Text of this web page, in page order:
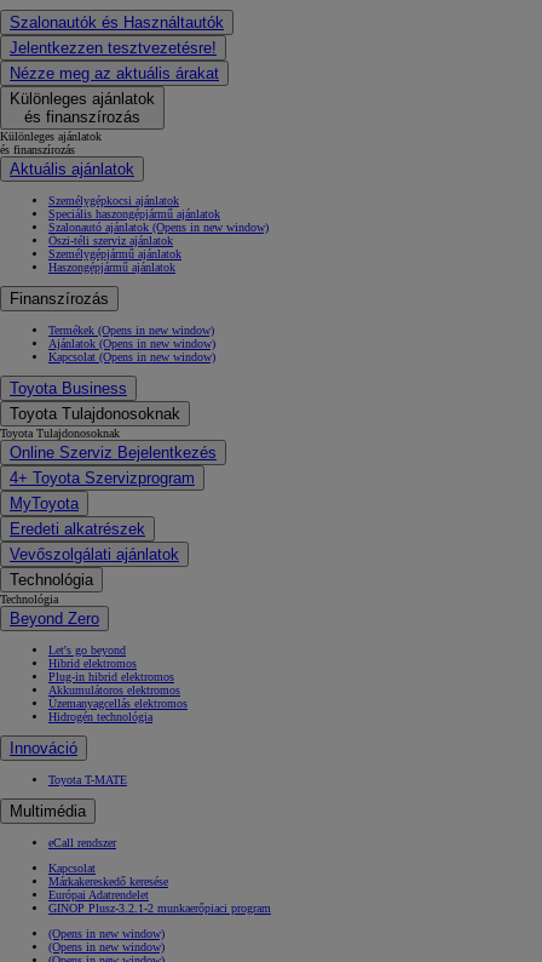
Szalonautók és Használtautók
Jelentkezzen tesztvezetésre!
Nézze meg az aktuális árakat
Különleges ajánlatok
és finanszírozás
Különleges ajánlatok
és finanszírozás
Aktuális ajánlatok
Személygépkocsi ajánlatok
Speciális haszongépjármű ajánlatok
Szalonautó ajánlatok (Opens in new window)
Őszi-téli szerviz ajánlatok
Személygépjármű ajánlatok
Haszongépjármű ajánlatok
Finanszírozás
Termékek (Opens in new window)
Ajánlatok (Opens in new window)
Kapcsolat (Opens in new window)
Toyota Business
Toyota Tulajdonosoknak
Toyota Tulajdonosoknak
Online Szerviz Bejelentkezés
4+ Toyota Szervizprogram
MyToyota
Eredeti alkatrészek
Vevőszolgálati ajánlatok
Technológia
Technológia
Beyond Zero
Let's go beyond
Hibrid elektromos
Plug-in hibrid elektromos
Akkumulátoros elektromos
Üzemanyagcellás elektromos
Hidrogén technológia
Innováció
Toyota T-MATE
Multimédia
eCall rendszer
Kapcsolat
Márkakereskedő keresése
Európai Adatrendelet
GINOP Plusz-3.2.1-2 munkaerőpiaci program
(Opens in new window)
(Opens in new window)